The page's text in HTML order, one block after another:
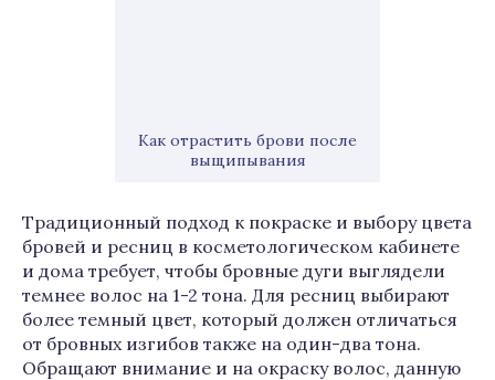
Как отрастить брови после
выщипывания
Традиционный подход к покраске и выбору цвета
бровей и ресниц в косметологическом кабинете
и дома требует, чтобы бровные дуги выглядели
темнее волос на 1-2 тона. Для ресниц выбирают
более темный цвет, который должен отличаться
от бровных изгибов также на один-два тона.
Обращают внимание и на окраску волос, данную